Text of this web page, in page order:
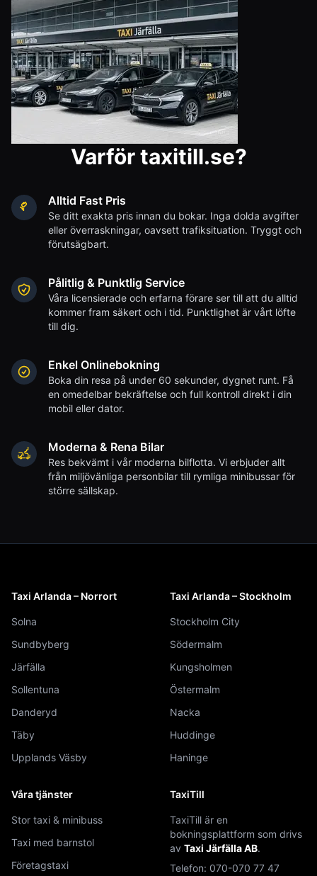
Varför taxitill.se?
Alltid Fast Pris
Se ditt exakta pris innan du bokar. Inga dolda avgifter
eller överraskningar, oavsett trafiksituation. Tryggt och
förutsägbart.
Pålitlig & Punktlig Service
Våra licensierade och erfarna förare ser till att du alltid
kommer fram säkert och i tid. Punktlighet är vårt löfte
till dig.
Enkel Onlinebokning
Boka din resa på under 60 sekunder, dygnet runt. Få
en omedelbar bekräftelse och full kontroll direkt i din
mobil eller dator.
Moderna & Rena Bilar
Res bekvämt i vår moderna bilflotta. Vi erbjuder allt
från miljövänliga personbilar till rymliga minibussar för
större sällskap.
Taxi Arlanda – Norrort
Solna
Sundbyberg
Järfälla
Sollentuna
Danderyd
Täby
Upplands Väsby
Taxi Arlanda – Stockholm
Stockholm City
Södermalm
Kungsholmen
Östermalm
Nacka
Huddinge
Haninge
Våra tjänster
Stor taxi & minibuss
Taxi med barnstol
Företagstaxi
TaxiTill
TaxiTill är en
bokningsplattform som drivs
av Taxi Järfälla AB.
Telefon: 070-070 77 47